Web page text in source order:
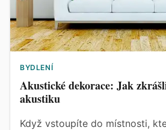
BYDLENÍ
Akustické dekorace: Jak
akustiku
Když vstoupíte do místnosti,